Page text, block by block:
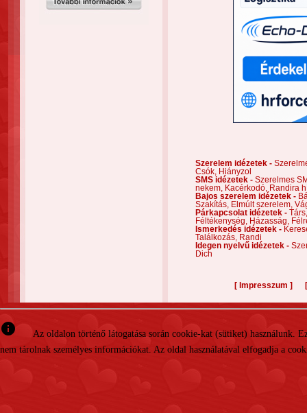
Szerelem idézetek -
Csók,
Hiányzol
SMS idézetek - Szerelmes
nekem,
Kacérkodó,
Randira
Bajos szerelem idézetek -
Szakítás,
Elmúlt szerelem,
Párkapcsolat idézetek -
Féltékenység,
Házasság,
Ismerkedés idézetek -
Találkozás,
Randi
Idegen nyelvű idézetek -
Dich
[ Impresszum ]
info
Az oldalon történő látogatása során cookie-kat (sütiket)
nem tárolnak személyes információkat. Az oldal használatával elfogadja a